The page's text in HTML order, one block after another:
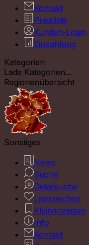
Kontakt
Preisliste
Kunden-Login
Einzahlung
Kategorien
Lade Kategorien...
Regionenübersicht
Sonstiges
News
Suche
Detailsuche
Lesezeichen
Kleinanzeigen
Info
Kontakt